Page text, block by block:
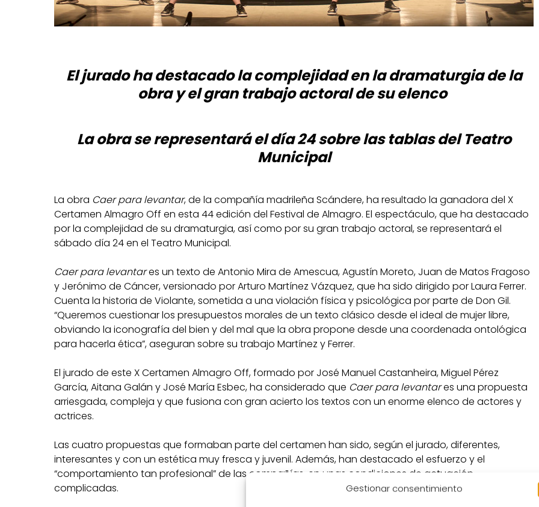
Gestionar consentimiento
El jurado ha destacado la complejidad en la dramaturgia de la
obra y el gran trabajo actoral de su elenco
La obra se representará el día 24 sobre las tablas del Teatro
Municipal
La obra Caer para levantar, de la compañía madrileña Scándere, ha resultado la ganadora del X
Certamen Almagro Off en esta 44 edición del Festival de Almagro. El espectáculo, que ha destacado
por la complejidad de su dramaturgia, así como por su gran trabajo actoral, se representará el
sábado día 24 en el Teatro Municipal.
Caer para levantares un texto de Antonio Mira de Amescua, Agustín Moreto, Juan de Matos Fragoso
y Jerónimo de Cáncer, versionado por Arturo Martínez Vázquez, que ha sido dirigido por Laura Ferrer.
Cuenta la historia de Violante, sometida a una violación física y psicológica por parte de Don Gil.
“Queremos cuestionar los presupuestos morales de un texto clásico desde el ideal de mujer libre,
obviando la iconografía del bien y del mal que la obra propone desde una coordenada ontológica
para hacerla ética”, aseguran sobre su trabajo Martínez y Ferrer.
El jurado de este X Certamen Almagro Off, formado por José Manuel Castanheira, Miguel Pérez
García, Aitana Galán y José María Esbec, ha considerado que Caer para levantares una propuesta
arriesgada, compleja y que fusiona con gran acierto los textos con un enorme elenco de actores y
actrices.
Las cuatro propuestas que formaban parte del certamen han sido, según el jurado, diferentes,
interesantes y con un estética muy fresca y juvenil. Además, han destacado el esfuerzo y el
“comportamiento tan profesional” de las compañías, en unas condiciones de actuación
complicadas.